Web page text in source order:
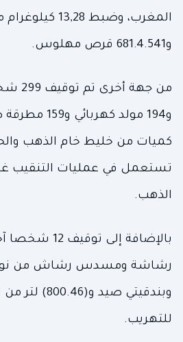
المغرب، وضبط
و681.4.541 قرص مهلوس.
و194 مولد
كميات من خليط خام الذهب
تستعمل في عمليات التنقيب
الذهب.
بالإضافة إلى
رشاشة ومسدس رشاش من
وبندقيتي صيد
للتهريب.